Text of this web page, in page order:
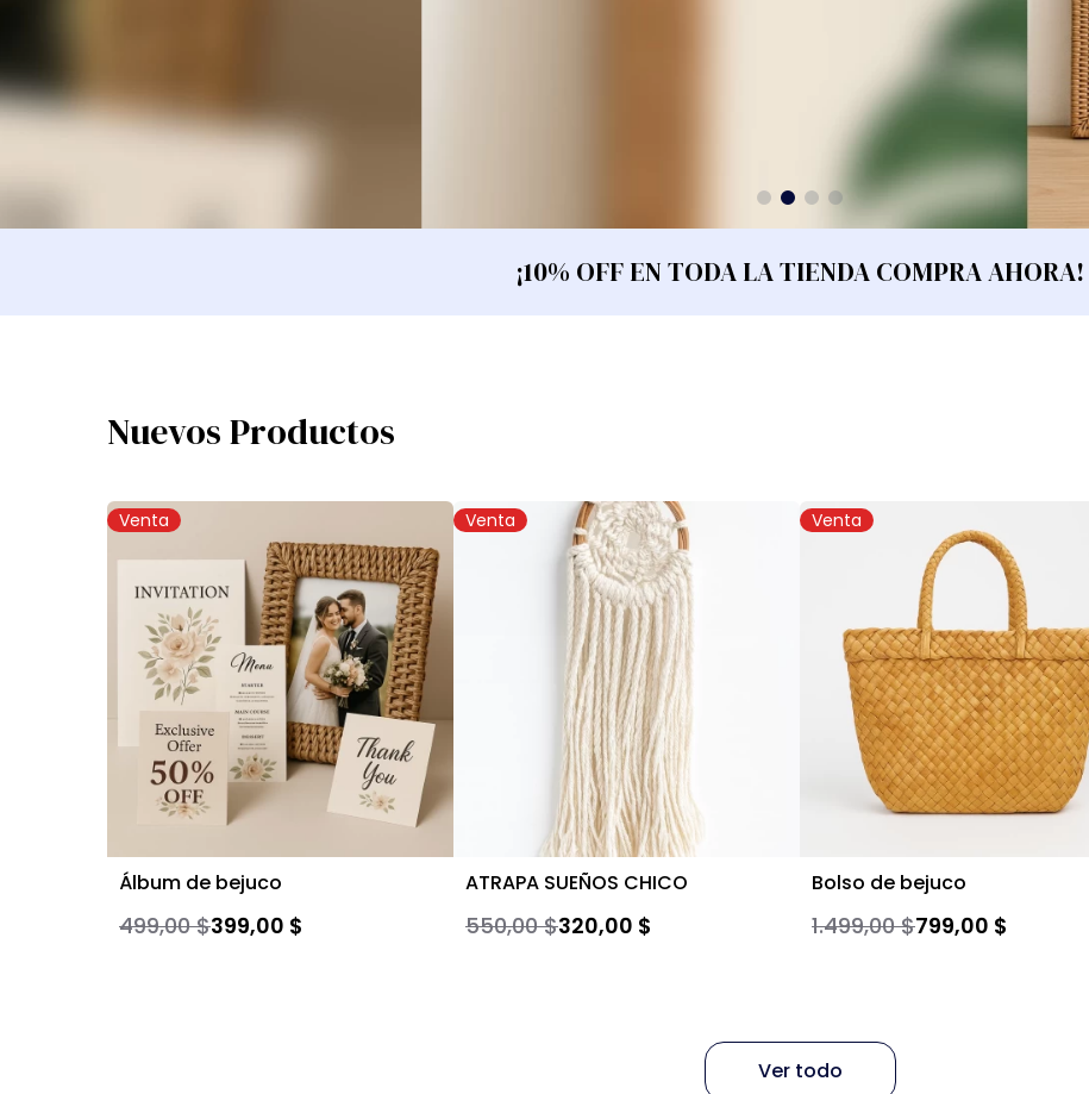
¡10% OFF EN TODA LA TIENDA COMPRA AHORA!
Nuevos Productos
Venta
Álbum de bejuco
499,00 $399,00 $
Venta
ATRAPA SUEÑOS CHICO
550,00 $320,00 $
Venta
Bolso de bejuco
1.499,00 $799,00 $
Ver todo